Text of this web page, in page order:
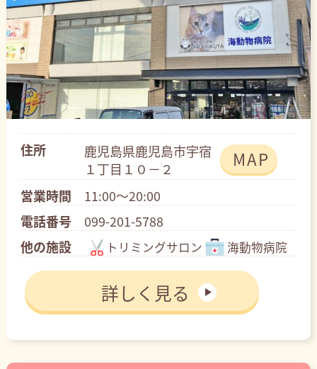
住所
鹿児島県鹿児島市宇宿
１丁目１０－２
MAP
営業時間
11:00～20:00
電話番号
099-201-5788
他の施設
トリミングサロン 海動物病院
詳しく見る